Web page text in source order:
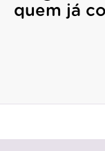
quem já